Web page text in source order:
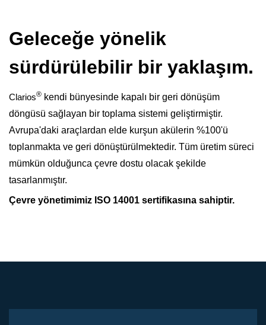
Geleceğe yönelik
sürdürülebilir bir yaklaşım.
Clarios® kendi bünyesinde kapalı bir geri dönüşüm
döngüsü sağlayan bir toplama sistemi geliştirmiştir.
Avrupa'daki araçlardan elde kurşun akülerin %100'ü
toplanmakta ve geri dönüştürülmektedir. Tüm üretim süreci
mümkün olduğunca çevre dostu olacak şekilde
tasarlanmıştır.
Çevre yönetimimiz ISO 14001 sertifikasına sahiptir.